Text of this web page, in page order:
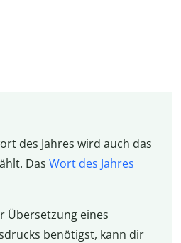
des Jahres wird auch das
Das Wort des Jahres
Übersetzung eines
benötigst, kann dir